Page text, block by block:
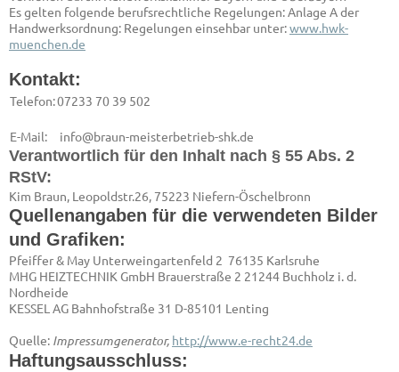
Es gelten folgende berufsrechtliche Regelungen: Anlage A der
Handwerksordnung: Regelungen einsehbar unter:www.hwk-
muenchen.de
Kontakt:
Telefon:07233 70 39 502
E-Mail: info@braun-meisterbetrieb-shk.de
Verantwortlich für den Inhalt nach § 55 Abs. 2
RStV:
Kim Braun, Leopoldstr.26, 75223 Niefern-Öschelbronn
Quellenangaben für die verwendeten Bilder
und Grafiken:
Pfeiffer & May Unterweingartenfeld 2 76135 Karlsruhe
MHG HEIZTECHNIK GmbH Brauerstraße 2 21244 Buchholz i. d.
Nordheide
KESSEL AG Bahnhofstraße 31 D-85101 Lenting
Quelle: Impressumgenerator, http://www.e-recht24.de
Haftungsausschluss: